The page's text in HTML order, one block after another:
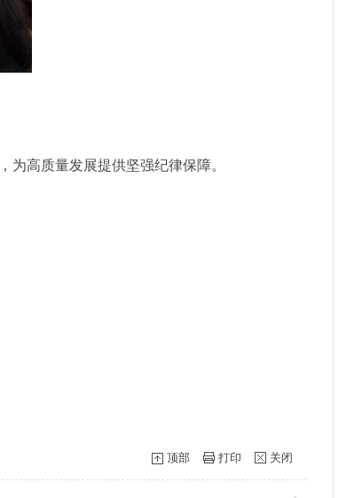
高质量发展提供坚强纪律保障。
顶部 打印 关闭